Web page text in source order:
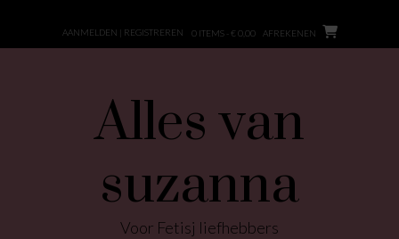
de
AANMELDEN | REGISTREREN 0 ITEMS - € 0,00 AFREKENEN
Alles van
suzanna
Voor Fetisj liefhebbers